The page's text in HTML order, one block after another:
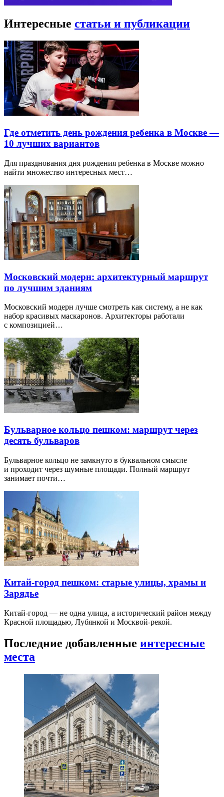
Интересные статьи и публикации
Где отметить день рождения ребенка в Москве —
10 лучших вариантов
Для празднования дня рождения ребенка в Москве можно
найти множество интересных мест…
Московский модерн: архитектурный маршрут
по лучшим зданиям
Московский модерн лучше смотреть как систему, а не как
набор красивых маскаронов. Архитекторы работали
с композицией…
Бульварное кольцо пешком: маршрут через
десять бульваров
Бульварное кольцо не замкнуто в буквальном смысле
и проходит через шумные площади. Полный маршрут
занимает почти…
Китай-город пешком: старые улицы, храмы и
Зарядье
Китай-город — не одна улица, а исторический район между
Красной площадью, Лубянкой и Москвой-рекой.
Последние добавленные интересные
места